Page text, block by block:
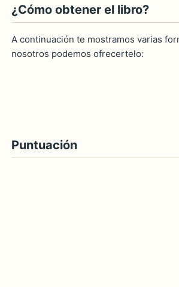
¿Cómo obtener el libro?
A continuación te mostramos varias
nosotros podemos ofrecertelo:
Puntuación